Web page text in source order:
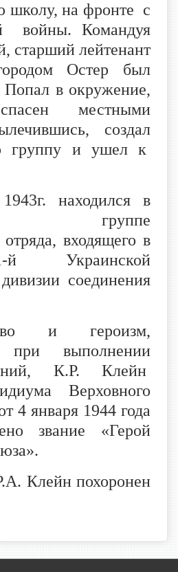
школу, на фронте с
войны. Командуя
старший лейтенант
Остер был
Попал в окружение,
местными
создал
группу и ушел к
находился в
группе
отряда, входящего в
Украинской
соединения
и героизм,
при выполнении
К.Р. Клейн
Верховного
4 января 1944 года
звание «Герой
Клейн похоронен